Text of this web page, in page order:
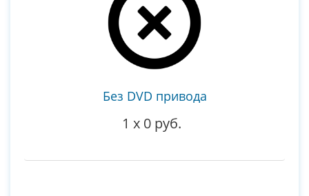
Без DVD привода
1 x 0 руб.